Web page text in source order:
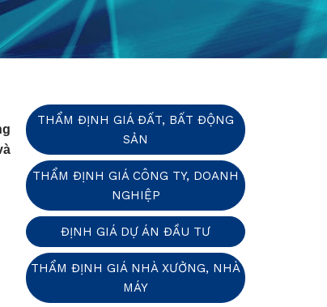
THẨM ĐỊNH GIÁ ĐẤT, BẤT ĐỘNG
SẢN
THẨM ĐỊNH GIÁ CÔNG TY, DOANH
NGHIỆP
ĐỊNH GIÁ DỰ ÁN ĐẦU TƯ
THẨM ĐỊNH GIÁ NHÀ XƯỞNG, NHÀ
MÁY